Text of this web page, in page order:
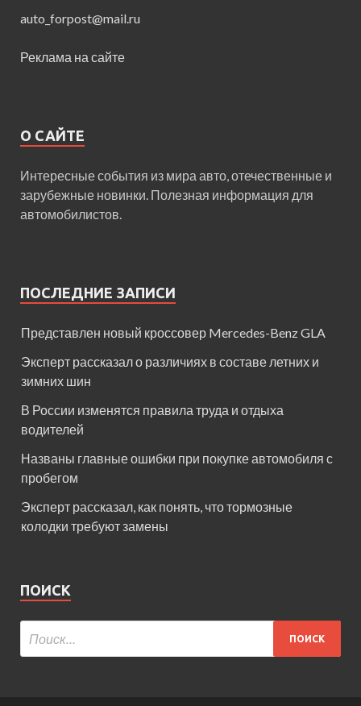
auto_forpost@mail.ru
Реклама на сайте
О САЙТЕ
Интересные события из мира авто, отечественные и
зарубежные новинки. Полезная информация для
автомобилистов.
ПОСЛЕДНИЕ ЗАПИСИ
Представлен новый кроссовер Mercedes-Benz GLA
Эксперт рассказал о различиях в составе летних и
зимних шин
В России изменятся правила труда и отдыха
водителей
Названы главные ошибки при покупке автомобиля с
пробегом
Эксперт рассказал, как понять, что тормозные
колодки требуют замены
ПОИСК